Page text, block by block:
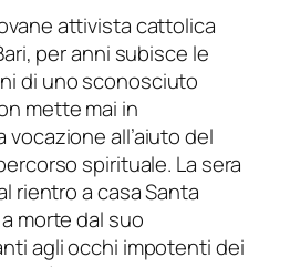
attivista cattolica
per anni subisce le
di uno sconosciuto
mette mai in
all’aiuto del
spirituale. La sera
rientro a casa Santa
morte dal suo
agli occhi impotenti dei